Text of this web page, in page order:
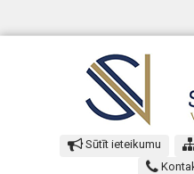
Sūtīt ieteikumu